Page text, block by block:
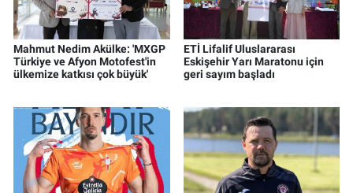
Mahmut Nedim Akülke: 'MXGP
Türkiye ve Afyon Motofest'in
ülkemize katkısı çok büyük'
ETİ Lifalif Uluslararası
Eskişehir Yarı Maratonu için
geri sayım başladı